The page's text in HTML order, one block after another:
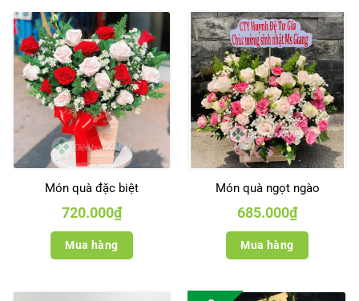
Món quà đặc biệt
720.000₫
Mua hàng
Món quà ngọt ngào
685.000₫
Mua hàng